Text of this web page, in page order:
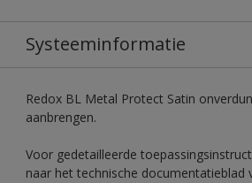
Systeeminformatie
Redox BL Metal Protect Satin
aanbrengen.
Voor gedetailleerde
naar het technische documentatieblad